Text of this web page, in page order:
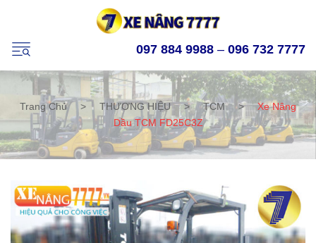
097 884 9988 – 096 732 7777
Trang Chủ > THƯƠNG HIỆU > TCM >
Xe Nâng
Dầu TCM FD25C3Z